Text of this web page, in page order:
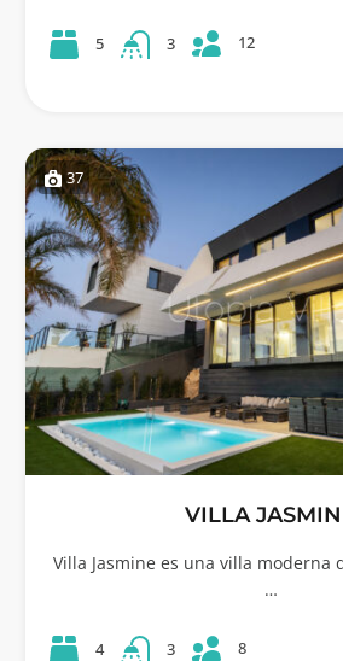
5 3 12
37
VILLA
Villa Jasmine es una villa moderna
…
4 3 8